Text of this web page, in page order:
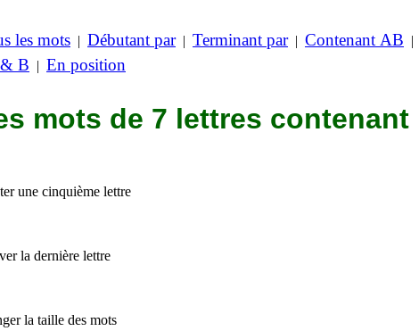
les mots | Débutant par| Terminant par| Contenant AB |
B | En position
mots de 7 lettres contenant
une cinquième lettre
la dernière lettre
la taille des mots